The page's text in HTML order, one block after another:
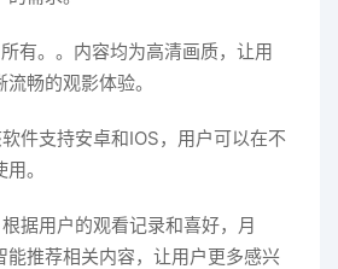
有。。内容均为高清画质，让用
畅的观影体验。
件支持安卓和IOS，用户可以在不
。
据用户的观看记录和喜好，月
能推荐相关内容，让用户更多感兴